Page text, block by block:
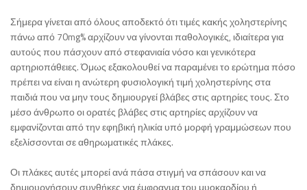
Σήμερα γίνεται από όλους αποδεκτό ότι τιμές κακής χοληστερίνης
πάνω από 70mg% αρχίζουν να γίνονται παθολογικές, ιδιαίτερα για
αυτούς που πάσχουν από στεφανιαία νόσο και γενικότερα
αρτηριοπάθειες. Όμως εξακολουθεί να παραμένει το ερώτημα πόσο
πρέπει να είναι η ανώτερη φυσιολογική τιμή χοληστερίνης στα
παιδιά που να μην τους δημιουργεί βλάβες στις αρτηρίες τους. Στο
μέσο άνθρωπο οι ορατές βλάβες στις αρτηρίες αρχίζουν να
εμφανίζονται από την εφηβική ηλικία υπό μορφή γραμμώσεων που
εξελίσσονται σε αθηρωματικές πλάκες.
Οι πλάκες αυτές μπορεί ανά πάσα στιγμή να σπάσουν και να
δημιουργήσουν συνθήκες για έμφραγμα του μυοκαρδίου ή